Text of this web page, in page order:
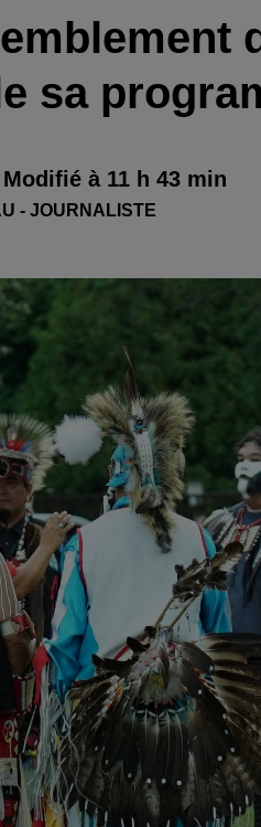
sa
à 11 h 43 min
- JOURNALISTE